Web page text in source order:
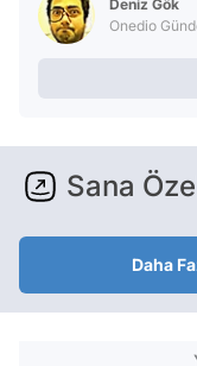
Deniz Gök
Onedio
Sana
Daha